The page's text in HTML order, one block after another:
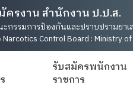
ครงาน สำนักงาน ป.ป.ส.
กรรมการป้องกันและปราบปรามยา
Control Board : Ministry
รับสมัครพนักงาน
ราชการ